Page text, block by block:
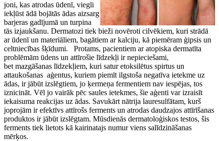
joni, kas atrodas ūdenī, viegli
iekļūst ādā bojātās ādas aizsarg
barjeras gadījumā un turpina
tās izjaukšanu. Dermatozi tiek bieži novēroti cilvēkiem, kuri strādā
ar ūdenī un materiāliem, bagātiem ar kalciju, kā piemēram ģipsis un
celtniecības šķīdumi. Protams, pacientiem ar atopiska dermatīta
problēmām ūdens un attīrošie līdzekļi ir nepieciešami,
bet mazgāšanas līdzekļiem, kuri satur etoksilētus spirtus un
attaukošanas aģentus, kuriem piemīt ilgstoša negatīva ietekme uz
ādas, ir jābūt izslēgtiem, jo ķermeņa fermentiem nav iespējas, tos
iznicināt. Vēl jo vairāk pēc saules ietekmes, šie aģenti var izraisīt
iekaisuma reakcijas uz ādas. Savukārt nātrija lauresulfātam, kurš
joprojām ir efektīvs attīrošs ferments un atrodas daudzajos attīrīšanas
produktos ir jābūt izslēgtam. Mūsdienās dermatoloģiskos testos, šis
ferments tiek lietots kā kairinatajs numur viens salīdzināšanas
mērķos.